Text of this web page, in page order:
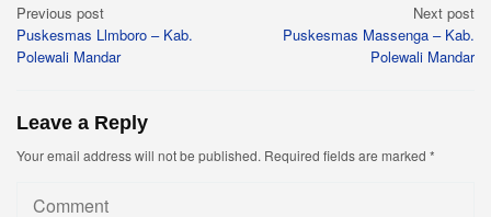
Post
navigation
Previous post
Puskesmas Llmboro – Kab.
Polewali Mandar
Next post
Puskesmas Massenga – Kab.
Polewali Mandar
Leave a Reply
Your email address will not be published. Required fields are marked *